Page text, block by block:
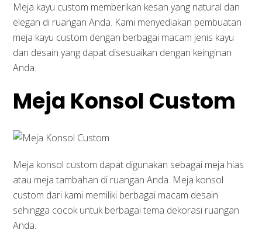
Meja kayu custom memberikan kesan yang natural dan
elegan di ruangan Anda. Kami menyediakan pembuatan
meja kayu custom dengan berbagai macam jenis kayu
dan desain yang dapat disesuaikan dengan keinginan
Anda.
Meja Konsol Custom
Meja konsol custom dapat digunakan sebagai meja hias
atau meja tambahan di ruangan Anda. Meja konsol
custom dari kami memiliki berbagai macam desain
sehingga cocok untuk berbagai tema dekorasi ruangan
Anda.